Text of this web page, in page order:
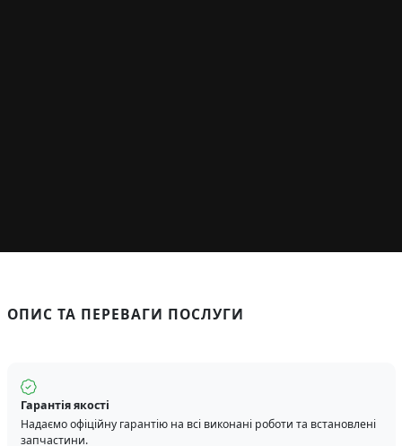
ОПИС ТА ПЕРЕВАГИ ПОСЛУГИ
Гарантія якості
Надаємо офіційну гарантію на всі виконані роботи та встановлені
запчастини.